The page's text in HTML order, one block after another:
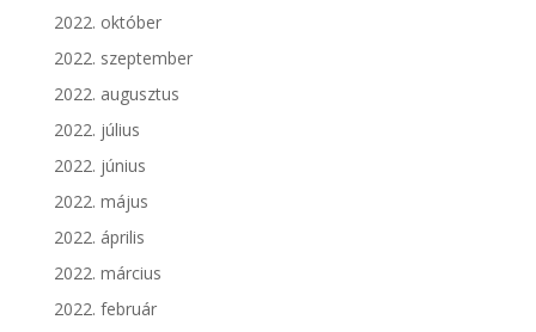
2022. október
2022. szeptember
2022. augusztus
2022. július
2022. június
2022. május
2022. április
2022. március
2022. február